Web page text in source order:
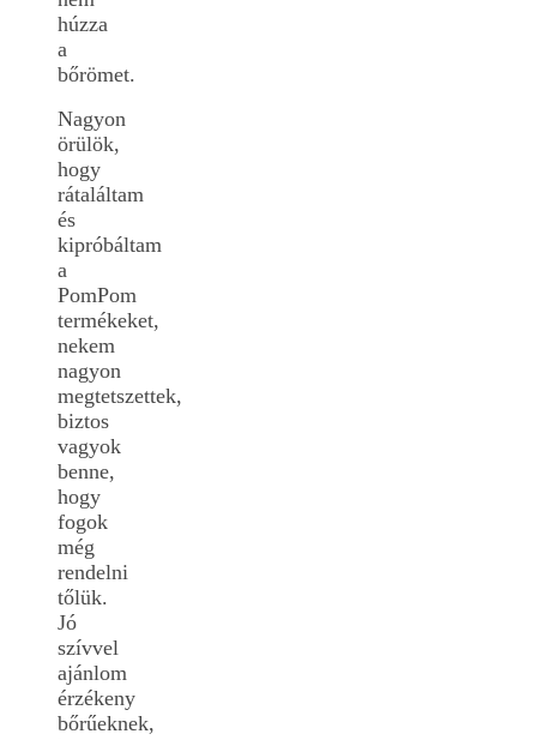
húzza
a
bőrömet.
Nagyon
örülök,
hogy
rátaláltam
és
kipróbáltam
a
PomPom
termékeket,
nekem
nagyon
megtetszettek,
biztos
vagyok
benne,
hogy
fogok
még
rendelni
tőlük.
Jó
szívvel
ajánlom
érzékeny
bőrűeknek,